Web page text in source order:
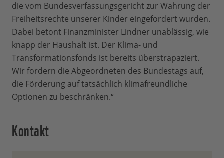
die vom Bundesverfassungsgericht zur Wahrung der
Freiheitsrechte unserer Kinder eingefordert wurden.
Dabei betont Finanzminister Lindner unablässig, wie
knapp der Haushalt ist. Der Klima- und
Transformationsfonds ist bereits überstrapaziert.
Wir fordern die Abgeordneten des Bundestags auf,
die Förderung auf tatsächlich klimafreundliche
Optionen zu beschränken.“
Kontakt